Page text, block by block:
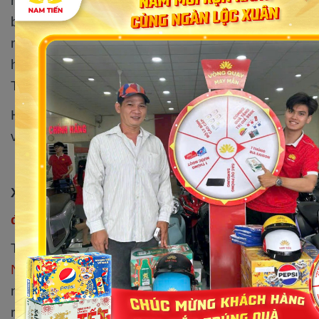
bạn yêu thích vẻ đẹp thanh lịch của Vespa, sự
mạnh mẽ của Kymco, sự tiện dụng của Victoria,
hay sự năng động của Detech, Xe điện Nam
Tiến đều có thể đáp ứng mọi nhu cầu của bạn.
Hãy đến ngay Xe điện Nam Tiến để trải nghiệm
và tận hưởng những ưu đãi tuyệt vời nhất!
Xe điện Nam Tiến - Chuyên phân phốixe máy
điện 50cc giá rẻ
Tất cả các cửa hàng thuộc Hệ thốngXe điện
Nam Tiếnđều có khu vực bảo trì, sữa chữa, với
những trang thiết bị hiện đại tối tân nhất. Ngoài
ra, chúng tôi còn sở hữu đội ngũ kỹ thuật viên